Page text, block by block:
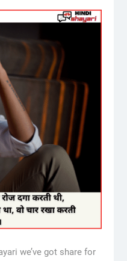
we’ve got share for